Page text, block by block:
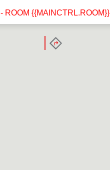
- ROOM {{MAINCTRL.ROOM}}